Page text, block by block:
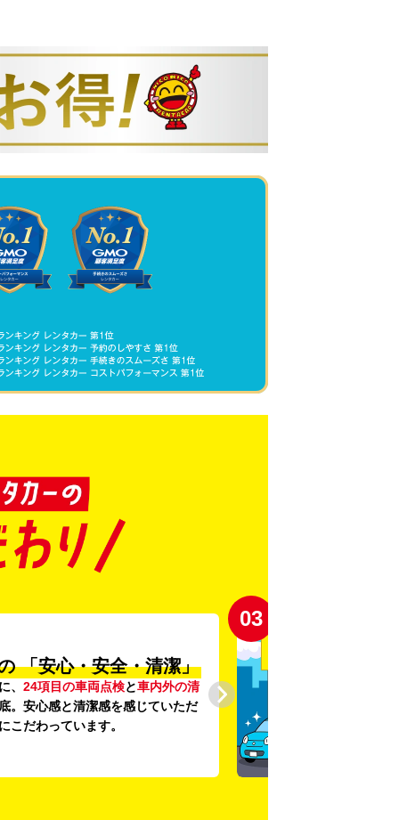
「安心・安全・清潔」
、 24項目の車両点検と車内外の清
。安心感と清潔感を感じていただ
こだわっています。
03